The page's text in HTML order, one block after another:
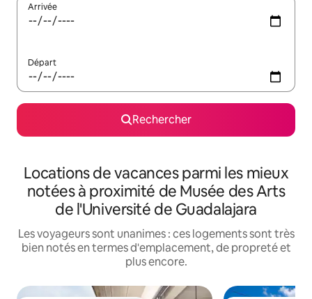
Arrivée
Départ
Rechercher
Locations de vacances parmi les mieux
notées à proximité de Musée des Arts
de l'Université de Guadalajara
Les voyageurs sont unanimes : ces logements sont très
bien notés en termes d'emplacement, de propreté et
plus encore.